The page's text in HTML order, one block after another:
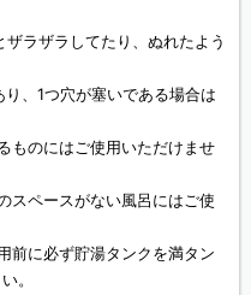
ラザラしてたり、ぬれたよう
、1つ穴が塞いである場合は
ものにはご使用いただけませ
スペースがない風呂にはご使
前に必ず貯湯タンクを満タン
。